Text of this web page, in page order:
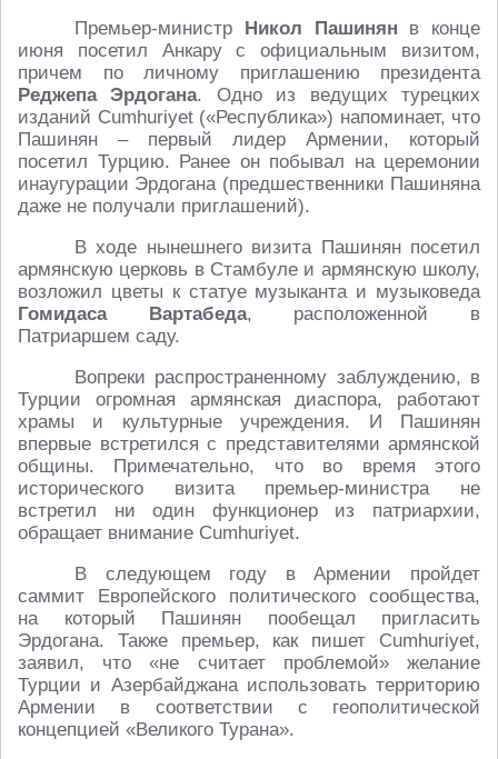
Премьер-министр Никол Пашинян в конце
июня посетил Анкару с официальным визитом,
причем по личному приглашению президента
Реджепа Эрдогана. Одно из ведущих турецких
изданий Сumhuriyet («Республика») напоминает, что
Пашинян – первый лидер Армении, который
посетил Турцию. Ранее он побывал на церемонии
инаугурации Эрдогана (предшественники Пашиняна
даже не получали приглашений).
В ходе нынешнего визита Пашинян посетил
армянскую церковь в Стамбуле и армянскую школу,
возложил цветы к статуе музыканта и музыковеда
Гомидаса Вартабеда, расположенной в
Патриаршем саду.
Вопреки распространенному заблуждению, в
Турции огромная армянская диаспора, работают
храмы и культурные учреждения. И Пашинян
впервые встретился с представителями армянской
общины. Примечательно, что во время этого
исторического визита премьер-министра не
встретил ни один функционер из патриархии,
обращает внимание Сumhuriyet.
В следующем году в Армении пройдет
саммит Европейского политического сообщества,
на который Пашинян пообещал пригласить
Эрдогана. Также премьер, как пишет Сumhuriyet,
заявил, что «не считает проблемой» желание
Турции и Азербайджана использовать территорию
Армении в соответствии с геополитической
концепцией «Великого Турана».